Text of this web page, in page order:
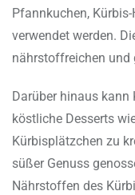
Pfannkuchen,
verwendet werden.
nährstoffreichen und
Darüber hinaus kann
köstliche Desserts
Kürbisplätzchen zu
süßer Genuss
Nährstoffen des